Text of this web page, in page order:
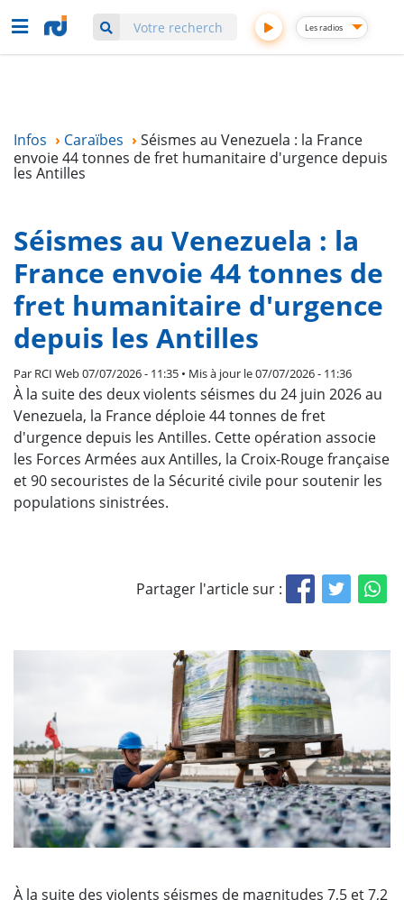
au
contenu
Les radios
Infos › Caraïbes ›Séismes au Venezuela : la France
envoie 44 tonnes de fret humanitaire d'urgence depuis
les Antilles
Séismes au Venezuela : la
France envoie 44 tonnes de
fret humanitaire d'urgence
depuis les Antilles
Par RCI Web07/07/2026 - 11:35 • Mis à jour le 07/07/2026 - 11:36
À la suite des deux violents séismes du 24 juin 2026 au
Venezuela, la France déploie 44 tonnes de fret
d'urgence depuis les Antilles. Cette opération associe
les Forces Armées aux Antilles, la Croix-Rouge française
et 90 secouristes de la Sécurité civile pour soutenir les
populations sinistrées.
Partager l'article sur :
À la suite des violents séismes de magnitudes 7,5 et 7,2